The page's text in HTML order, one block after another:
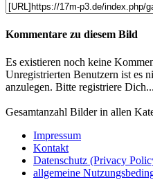
Kommentare zu diesem Bild
Es existieren noch keine
Unregistrierten Benutzern ist es
anzulegen. Bitte registriere Dich...
Gesamtanzahl Bilder in allen
Impressum
Kontakt
Datenschutz (Privacy
allgemeine